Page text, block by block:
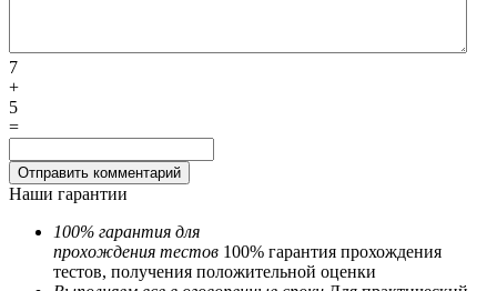
7
+
5
=
Наши гарантии
100% гарантия для
прохождения тестов 100% гарантия прохождения
тестов, получения положительной оценки